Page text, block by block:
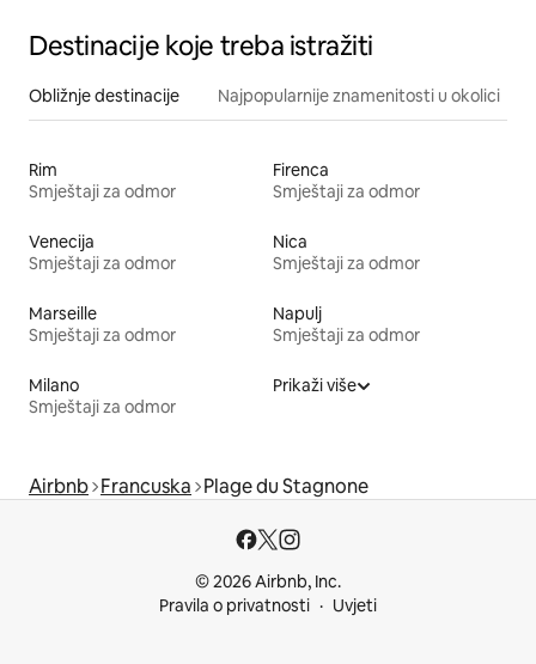
Destinacije koje treba istražiti
Obližnje destinacije Najpopularnije znamenitosti u okolici
Rim
Smještaji za odmor
Firenca
Smještaji za odmor
Venecija
Smještaji za odmor
Nica
Smještaji za odmor
Marseille
Smještaji za odmor
Napulj
Smještaji za odmor
Milano
Smještaji za odmor
Prikaži više
Airbnb Francuska Plage du Stagnone
© 2026 Airbnb, Inc.
Pravila o privatnosti
Uvjeti